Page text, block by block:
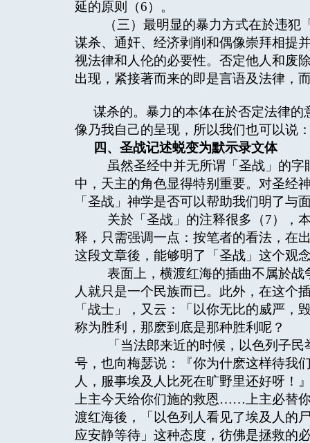
延的原则（6）。
（三）最明显的暴力方式在於违犯
谋杀、通奸、经济剥削和偶像崇拜相提
视法律和人伦的必要性。否定他人和废
出现，紧接著而来的即是言语及法律，
谋杀的。暴力的本体在於否定法律
像乃我自己的呈现，所以我们也可以说
四、圣战记述蜕变为默示录文体
虽然圣经中并无所谓「圣战」的字
中，天主的角色显得特别重要。对圣经
「圣战」神学是否可以帮助我们明了与
关於「圣战」的注释很多（7），
释，只需强调一点：按笔者的看法，在
这段文章後，能够明了「圣战」这个观
表面上，横渡红海的插曲不属於战
人就只是一个民族而已。此外，在这个
「战士」，又云：「以你无比的威严，
称为胜利，那麽到底是那种胜利呢？
「当法郎来近的时候，以色列子民
号，也向梅瑟说：『你为什麽这样待
人，服事埃及人比死在旷野里还好呀！
上主今天给你们施的救恩……上主必替
渡红海後，「以色列人看见了埃及人的
应安静等待」这种态度，彷佛是拯救的